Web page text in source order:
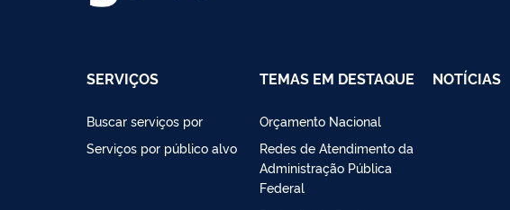
SERVIÇOS
Buscar serviços por
Serviços por público alvo
TEMAS EM DESTAQUE
Orçamento Nacional
Redes de Atendimento da
Administração Pública
Federal
NOTÍCIAS